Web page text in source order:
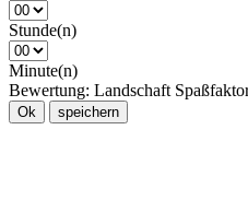
Stunde(n)
Minute(n)
Bewertung: Landschaft
Ok speichern